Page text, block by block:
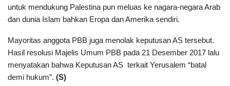
untuk mendukung Palestina pun meluas ke nagara-negara Arab
dan dunia Islam bahkan Eropa dan Amerika sendiri.
Mayoritas anggota PBB juga menolak keputusan AS tersebut.
Hasil resolusi Majelis Umum PBB pada 21 Desember 2017 lalu
menyatakan bahwa Keputusan AS terkait Yerusalem “batal
demi hukum”. (S)